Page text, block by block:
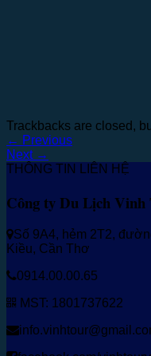
Trackbacks are closed,
← Previous
Next →
THÔNG TIN LIÊN HỆ
Công ty Du Lịch Vinh
Số 9A4, hẻm 2T2,
Kiều, Cần Thơ
0914.00.00.65
MST: 1801737622